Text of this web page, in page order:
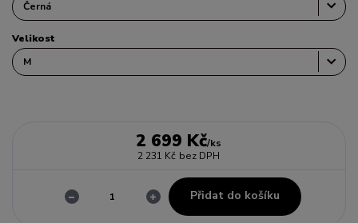
Velikost
2 699 Kč/ks
2 231 Kč bez DPH
Přidat do košíku